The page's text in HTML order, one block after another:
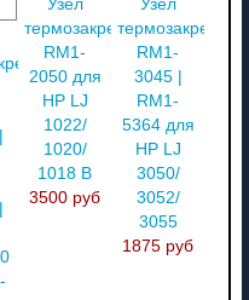
Узел
термозакрепления
RM1-
2050 для
HP LJ
1022/
1020/
1018 В
3500 руб
Узел
RM1-
3045 |
RM1-
5364 для
HP LJ
3050/
3052/
3055
1875 руб